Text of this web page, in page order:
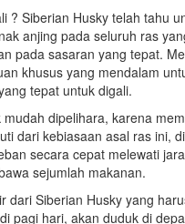
? Siberian Husky telah tahu
anjing pada seluruh ras
pada sasaran yang tepat.
khusus yang mendalam
tepat untuk digali.
dipelihara, karena
dari kebiasaan asal ras ini,
secara cepat melewati
sejumlah makanan.
dari Siberian Husky yang
pagi hari, akan duduk di